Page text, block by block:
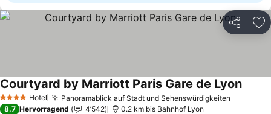
Teilen
4 Sterne Hotel Panoramablick auf Stadt und Sehenswürdigkeiten
Courtyard by Marriott Paris Gare de Lyon
8.7 Hervorragend 4’542 0.2 km bis Bahnhof Lyon